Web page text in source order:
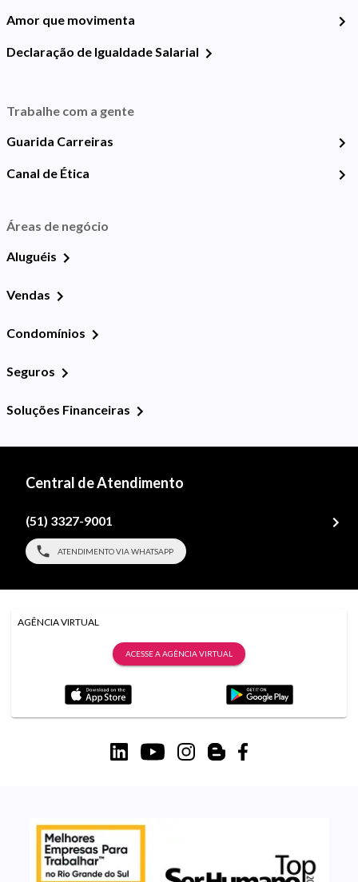
Amor que movimenta
Declaração de Igualdade Salarial
Trabalhe com a gente
Guarida Carreiras
Canal de Ética
Áreas de negócio
Aluguéis
Vendas
Condomínios
Seguros
Soluções Financeiras
Central de Atendimento
(51) 3327-9001
ATENDIMENTO VIA WHATSAPP
AGÊNCIA VIRTUAL
ACESSE A AGÊNCIA VIRTUAL